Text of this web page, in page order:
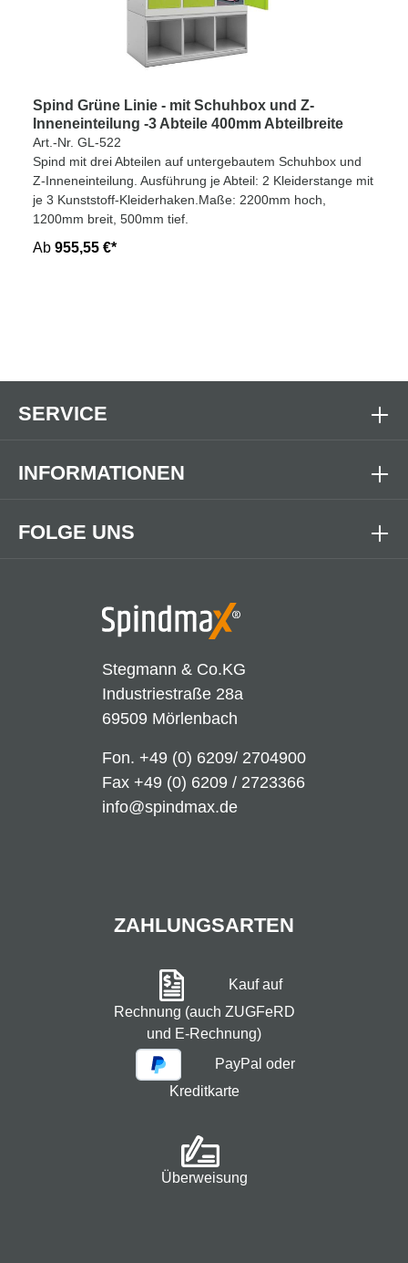
Spind Grüne Linie - mit Schuhbox und Z-
Inneneinteilung -3 Abteile 400mm Abteilbreite
Art.-Nr. GL-522
Spind mit drei Abteilen auf untergebautem Schuhbox und
Z-Inneneinteilung. Ausführung je Abteil: 2 Kleiderstange mit
je 3 Kunststoff-Kleiderhaken.Maße: 2200mm hoch,
1200mm breit, 500mm tief.
Ab 955,55 €*
Stegmann & Co.KG
Industriestraße 28a
69509 Mörlenbach
Fon. +49 (0) 6209/ 2704900
Fax +49 (0) 6209 / 2723366
info@spindmax.de
FOLGE UNS
SERVICE
INFORMATIONEN
ZAHLUNGSARTEN
Kauf auf
Rechnung (auch ZUGFeRD
und E-Rechnung)
PayPal oder
Kreditkarte
Überweisung